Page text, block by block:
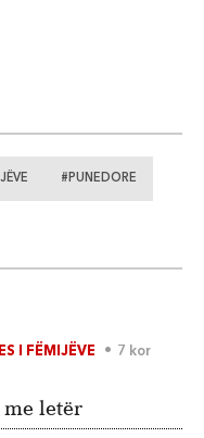
#PUNEDORE
I FËMIJËVE
7 kor
letër